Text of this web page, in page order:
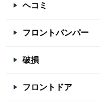
ヘコミ
フロントバンパー
破損
フロントドア